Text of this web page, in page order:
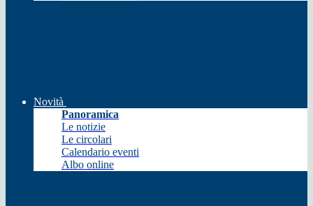
Novità
Panoramica
Le notizie
Le circolari
Calendario eventi
Albo online